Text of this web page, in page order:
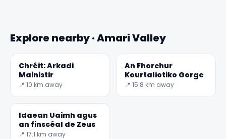
Explore nearby · Amari Valley
Chréit: Arkadi
Mainistir
📍 10 km away
An Fhorchur
Kourtaliotiko Gorge
📍 15.8 km away
Idaean Uaimh agus
an finscéal de Zeus
📍 17.1 km away